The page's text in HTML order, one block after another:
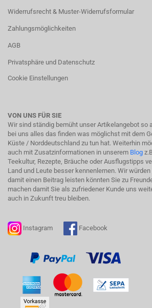
Widerrufsrecht & Muster-Widerrufsformular
Zahlungsmöglichkeiten
AGB
Privatsphäre und Datenschutz
Cookie Einstellungen
VON UNS FÜR SIE
Wir sind ständig bemüht unser Artikelangebot so
bei uns alles das finden was möglichst mit dem
Küste / Norddeutschland zu tun hat. Weiterhin
auch mit Zusatzinformationen in unserem Blog
Teekultur, Rezepte, Bräuche oder Ausflugstipps
Land und Leute besser kennenlernen. Wir
damit einen Beitrag leisten könnten Sie zu
machen damit Sie als zufriedener Kunde uns
auch in Zukunft treu bleiben.
Instagram Facebook